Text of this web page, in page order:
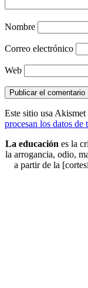
Nombre
Correo electrónico
Web
Este sitio usa
procesan los datos de
La educaciónes la
la arrogancia, odio,
a partir de la